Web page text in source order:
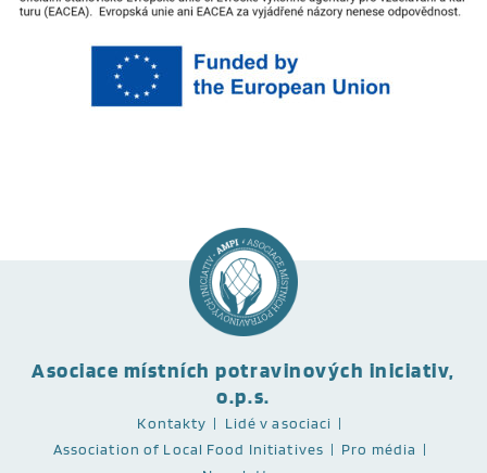
Asociace místních potravinových iniciativ,
o.p.s.
Kontakty
Lidé v asociaci
Association of Local Food Initiatives
Pro média